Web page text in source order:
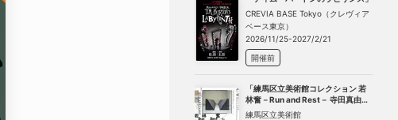
CREVIA BASE Tokyo（クレヴィア
ベース東京）
2026/11/25-2027/2/21
開催前
「練馬区立美術館コレクション 若
林奮－Run and Rest－ 寺田真由美
－不在の存在－」
練馬区立美術館